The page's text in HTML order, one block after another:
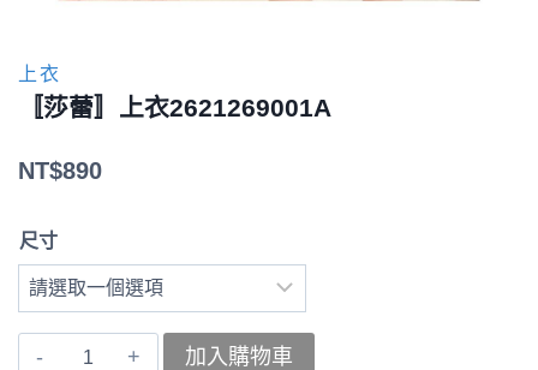
上衣
〚莎蕾〛上衣2621269001A
NT$890
尺寸
〚莎
加入購物車